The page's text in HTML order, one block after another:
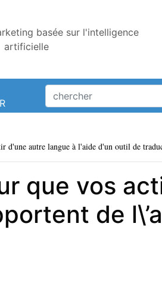
basée sur l'intelligence
artificielle
d'une autre langue à l'aide d'un outil de
que vos
de